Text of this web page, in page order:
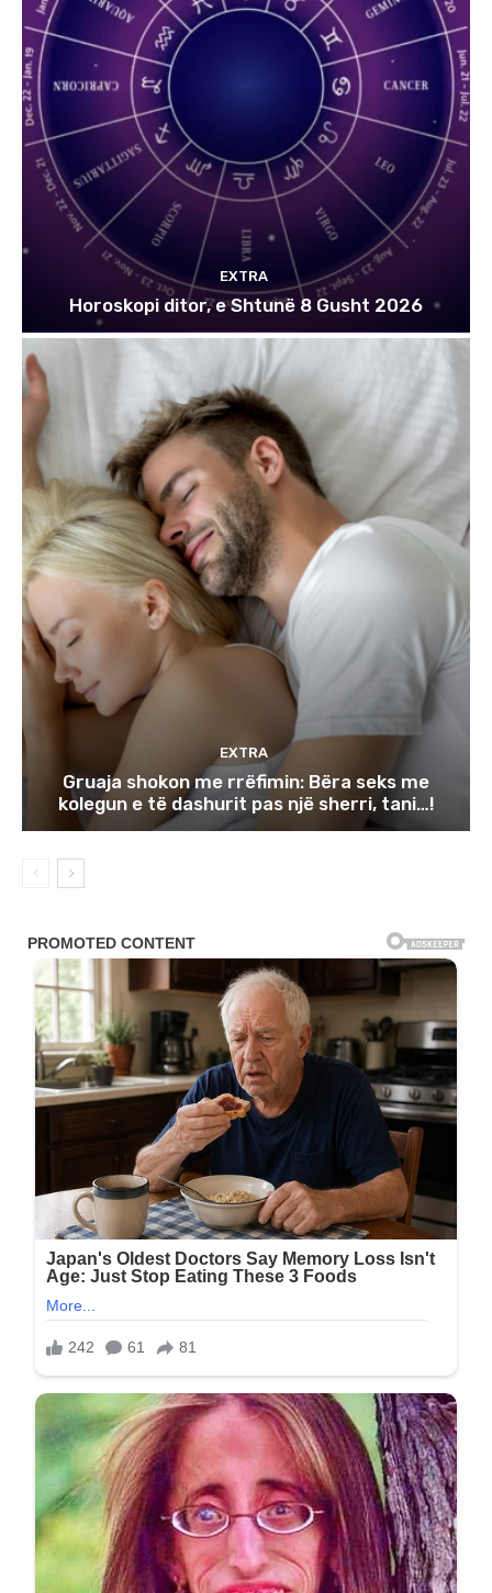
EXTRA
Horoskopi ditor, e Shtunë 8 Gusht 2026
EXTRA
Gruaja shokon me rrëfimin: Bëra seks me
kolegun e të dashurit pas një sherri, tani…!